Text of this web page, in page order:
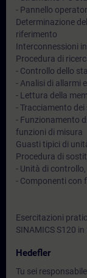
- Pannello
Determinazione
riferimento
Interconnessioni
Procedura di
- Controllo dello
- Analisi di allarmi
- Lettura della
- Tracciamento
- Funzionamento
funzioni di misura
Guasti tipici di
Procedura di
- Unità di
- Componenti con
Esercitazioni
SINAMICS S120
Hedefler
Tu sei